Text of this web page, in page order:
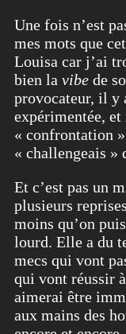
Une fois n’est
mes mots que
Louisa car j’ai
bien la vibe de
provocateur, il y
expérimentée,
« confrontation
« challengeais »
Et c’est pas un
plusieurs
moins qu’on
lourd. Elle a du
mecs qui vont
qui vont réussir
aimerai être
aux mains des